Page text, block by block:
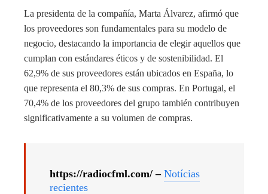
La presidenta de la compañía, Marta Álvarez, afirmó que
los proveedores son fundamentales para su modelo de
negocio, destacando la importancia de elegir aquellos que
cumplan con estándares éticos y de sostenibilidad. El
62,9% de sus proveedores están ubicados en España, lo
que representa el 80,3% de sus compras. En Portugal, el
70,4% de los proveedores del grupo también contribuyen
significativamente a su volumen de compras.
https://radiocfml.com/ – Notícias
recientes